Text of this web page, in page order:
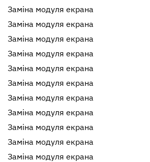
Заміна модуля екрана
Заміна модуля екрана
Заміна модуля екрана
Заміна модуля екрана
Заміна модуля екрана
Заміна модуля екрана
Заміна модуля екрана
Заміна модуля екрана
Заміна модуля екрана
Заміна модуля екрана
Заміна модуля екрана